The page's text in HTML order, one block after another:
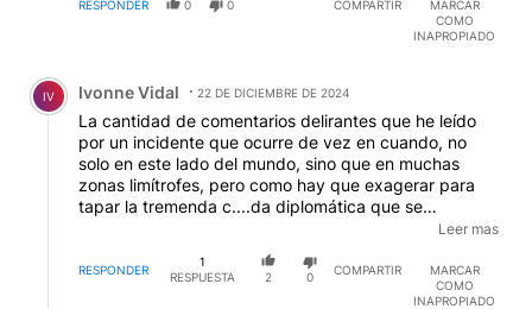
RESPONDER 0 0 COMPARTIR
MARCAR
COMO
INAPROPIADO
Comentario de Ivonne Vidal.
IV Ivonne Vidal 22 DE DICIEMBRE DE 2024
La cantidad de comentarios delirantes que he leído
por un incidente que ocurre de vez en cuando, no
solo en este lado del mundo, sino que en muchas
zonas limítrofes, pero como hay que exagerar para
tapar la tremenda c....da diplomática que se
mandaron en estos días, mandan a su tropa en masa
a escribir estos posteos. Me gustaría que estos troll
tan belicistas fueran a algún frente de batalla en serio,
no esos de juegos en la compu, no, habla de Ucrania,
Leer mas
RESPONDER
1
RESPUESTA
2 0
COMPARTIR
MARCAR
COMO
INAPROPIADO